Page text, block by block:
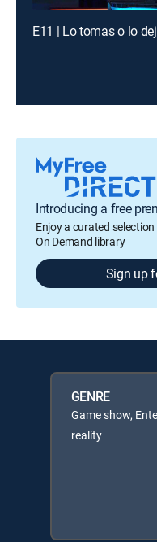
E11 | Lo tomas o lo
Introducing a free
Enjoy a curated
On Demand library
Sign up
GENRE
Game show,
reality